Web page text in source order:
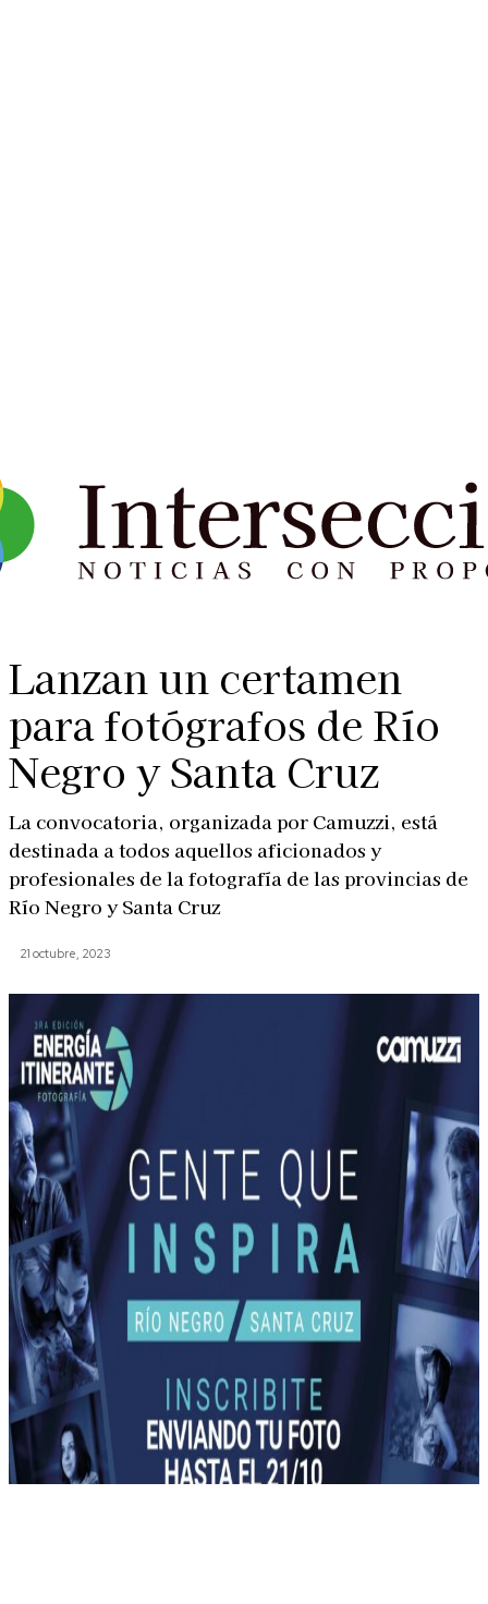
Lanzan un certamen
para fotógrafos de Río
Negro y Santa Cruz
La convocatoria, organizada por Camuzzi, está
destinada a todos aquellos aficionados y
profesionales de la fotografía de las provincias de
Río Negro y Santa Cruz
21 octubre, 2023